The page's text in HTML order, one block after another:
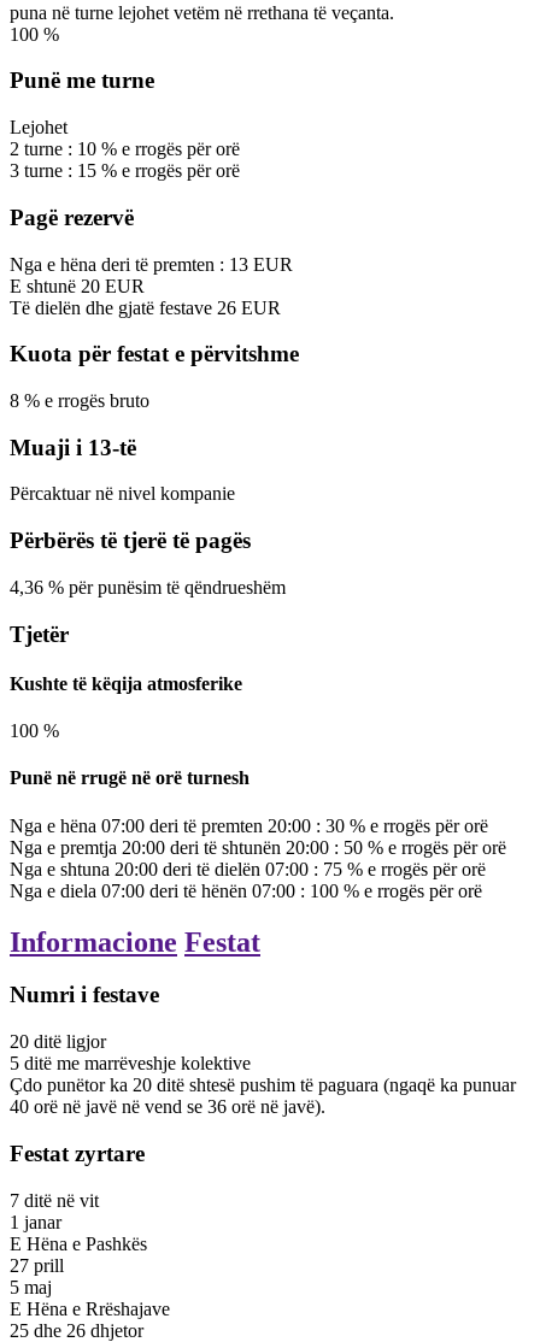
puna në turne lejohet vetëm në rrethana të veçanta.
100 %
Punë me turne
Lejohet
2 turne : 10 % e rrogës për orë
3 turne : 15 % e rrogës për orë
Pagë rezervë
Nga e hëna deri të premten : 13 EUR
E shtunë 20 EUR
Të dielën dhe gjatë festave 26 EUR
Kuota për festat e përvitshme
8 % e rrogës bruto
Muaji i 13-të
Përcaktuar në nivel kompanie
Përbërës të tjerë të pagës
4,36 % për punësim të qëndrueshëm
Tjetër
Kushte të këqija atmosferike
100 %
Punë në rrugë në orë turnesh
Nga e hëna 07:00 deri të premten 20:00 : 30 % e rrogës për orë
Nga e premtja 20:00 deri të shtunën 20:00 : 50 % e rrogës për orë
Nga e shtuna 20:00 deri të dielën 07:00 : 75 % e rrogës për orë
Nga e diela 07:00 deri të hënën 07:00 : 100 % e rrogës për orë
Informacione Festat
Numri i festave
20 ditë ligjor
5 ditë me marrëveshje kolektive
Çdo punëtor ka 20 ditë shtesë pushim të paguara (ngaqë ka punuar
40 orë në javë në vend se 36 orë në javë).
Festat zyrtare
7 ditë në vit
1 janar
E Hëna e Pashkës
27 prill
5 maj
E Hëna e Rrëshajave
25 dhe 26 dhjetor